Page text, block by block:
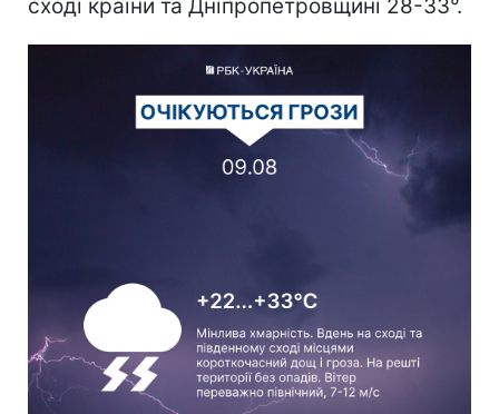
сході країни та Дніпропетровщині 28-33°.